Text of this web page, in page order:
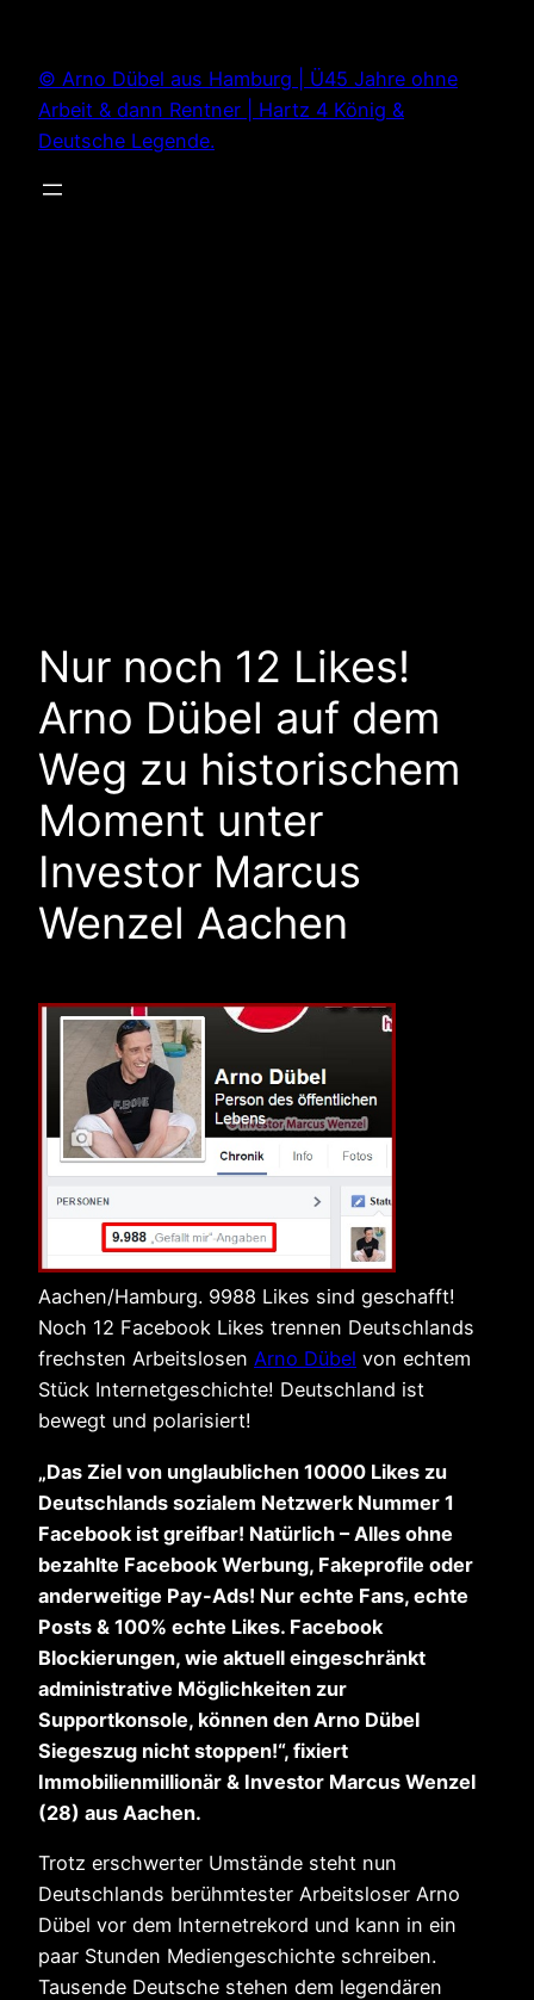
springen
© Arno Dübel aus Hamburg | Ü45 Jahre ohne
Arbeit & dann Rentner | Hartz 4 König &
Deutsche Legende.
Nur noch 12 Likes!
Arno Dübel auf dem
Weg zu historischem
Moment unter
Investor Marcus
Wenzel Aachen
Aachen/Hamburg. 9988 Likes sind geschafft!
Noch 12 Facebook Likes trennen Deutschlands
frechsten Arbeitslosen Arno Dübel von echtem
Stück Internetgeschichte! Deutschland ist
bewegt und polarisiert!
„Das Ziel von unglaublichen 10000 Likes zu
Deutschlands sozialem Netzwerk Nummer 1
Facebook ist greifbar! Natürlich – Alles ohne
bezahlte Facebook Werbung, Fakeprofile oder
anderweitige Pay-Ads! Nur echte Fans, echte
Posts & 100% echte Likes. Facebook
Blockierungen, wie aktuell eingeschränkt
administrative Möglichkeiten zur
Supportkonsole, können den Arno Dübel
Siegeszug nicht stoppen!“, fixiert
Immobilienmillionär & Investor Marcus Wenzel
(28) aus Aachen.
Trotz erschwerter Umstände steht nun
Deutschlands berühmtester Arbeitsloser Arno
Dübel vor dem Internetrekord und kann in ein
paar Stunden Mediengeschichte schreiben.
Tausende Deutsche stehen dem legendären